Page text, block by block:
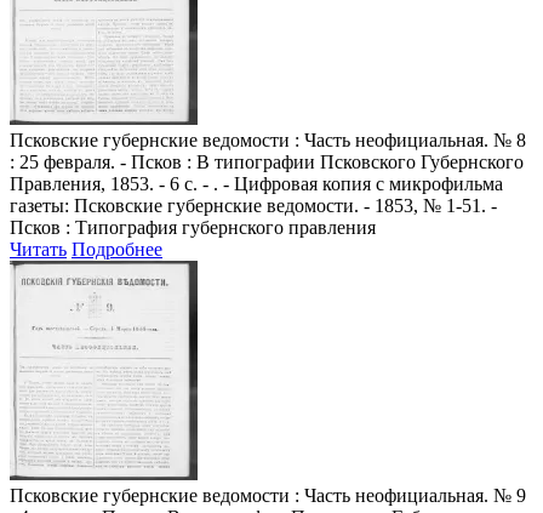
Псковские губернские ведомости : Часть неофициальная. № 8
: 25 февраля. - Псков : В типографии Псковского Губернского
Правления, 1853. - 6 с. - . - Цифровая копия с микрофильма
газеты: Псковские губернские ведомости. - 1853, № 1-51. -
Псков : Типография губернского правления
Читать Подробнее
Псковские губернские ведомости : Часть неофициальная. № 9